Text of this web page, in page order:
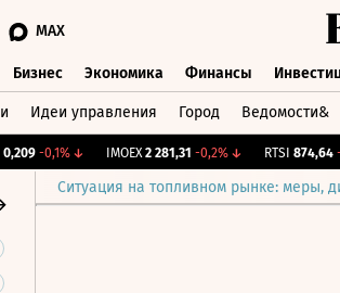
MAX
Бизнес Экономика Финансы
Идеи управления Город Ведомости&
-0,1%↓ IMOEX 2 281,31 -0,2%↓ RTSI 874,64 -
Ситуация на топливном рынке: меры,